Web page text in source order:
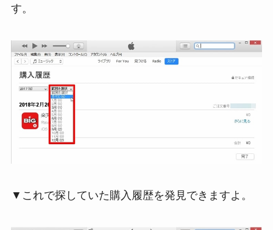
す。
▼これで探していた購入履歴を発見できますよ。